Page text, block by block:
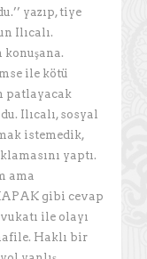
yazıp, tiye
Ilıcalı.
konuşana.
ile kötü
patlayacak
Ilıcalı, sosyal
istemedik,
yaptı.
ama
gibi cevap
ile olayı
Haklı bir